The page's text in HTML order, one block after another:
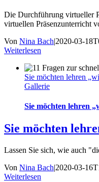
Die Durchführung virtueller
virtuellen Präsenzunterricht
Von Nina Bach|2020-03-
Weiterlesen
Sie möchten lehren
Gallerie
Sie möchten lehren
Sie möchten
Lassen Sie sich, wie auch
Von Nina Bach|2020-03-
Weiterlesen